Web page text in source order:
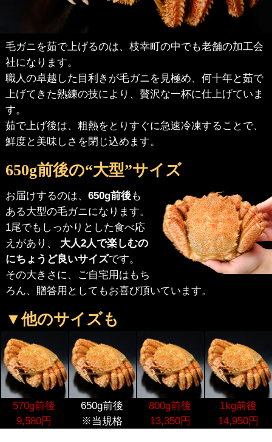
毛ガニを茹で上げるのは、枝幸町の中でも老舗の加工会
社になります。
職人の卓越した目利きが毛ガニを見極め、何十年と茹で
上げてきた熟練の技により、贅沢な一杯に仕上げていま
す。
茹で上げ後は、粗熱をとりすぐに急速冷凍することで、
鮮度と美味しさを閉じ込めます。
650g前後の“大型”サイズ
お届けするのは、 650g前後も
ある大型の毛ガニになります。
1尾でもしっかりとした食べ応
えがあり、
大人2人で楽しむの
にちょうど良いサイズです。
その大きさに、ご自宅用はもち
ろん、贈答用としてもお喜び頂いています。
▼他のサイズも
570g前後
9,580円
650g前後
※当規格
800g前後
13,350円
1kg前後
14,950円